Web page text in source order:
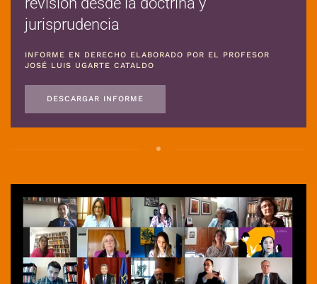
jurisprudencia
INFORME EN DERECHO ELABORADO POR EL PROFESOR
JOSÉ LUIS UGARTE CATALDO
DESCARGAR INFORME